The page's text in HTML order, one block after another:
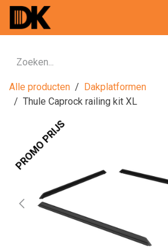
Overslaan naar inhoud
Alle producten
Dakplatformen
Thule Caprock railing kit XL
PROMO PRIJS